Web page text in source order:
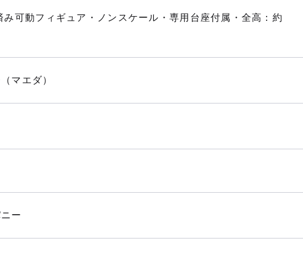
み可動フィギュア・ノンスケール・専用台座付属・全高：約
マエダ）
ー